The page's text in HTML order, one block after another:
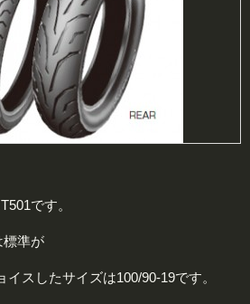
です。
標準が
スしたサイズは100/90-19です。